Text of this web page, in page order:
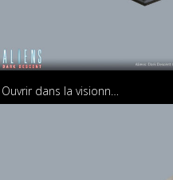
Ouvrir dans la visionneuse